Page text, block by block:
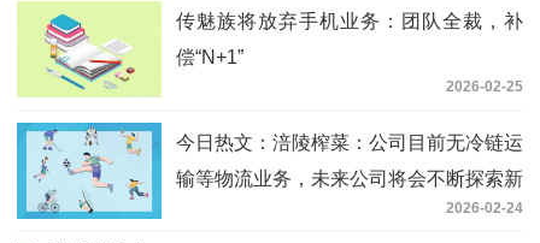
传魅族将放弃手机业务：团队全裁，补
偿“N+1”
2026-02-25
今日热文：涪陵榨菜：公司目前无冷链运
输等物流业务，未来公司将会不断探索新
2026-02-24